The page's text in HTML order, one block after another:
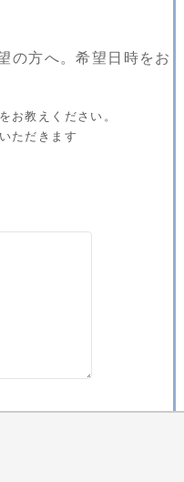
の方へ。希望日時をお
お教えください。
ただきます